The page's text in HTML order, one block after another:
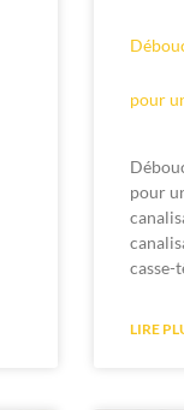
pour
pour
casse-
LIRE